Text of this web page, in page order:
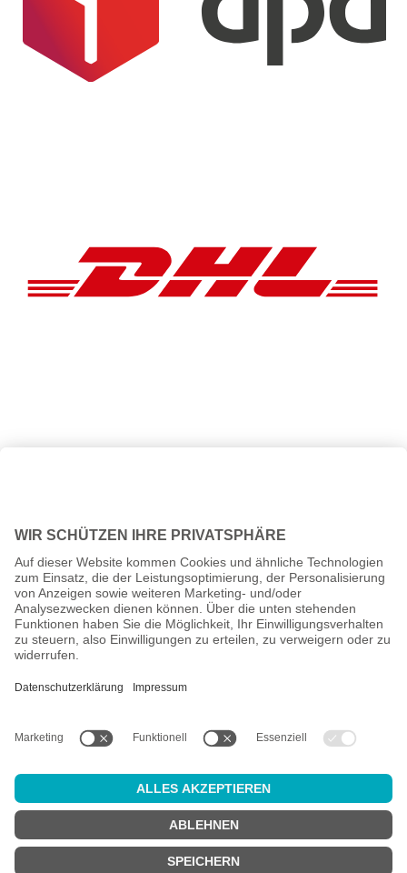
ggf. Nachnahmegebühren, wenn nicht anders angegeben.
Altersprüfung
Achtung:um diesen Onlineshop zu nutzen, müssen Siemindestens
18 Jahre alt